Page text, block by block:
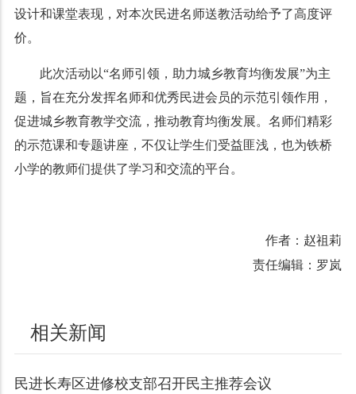
设计和课堂表现，对本次民进名师送教活动给予了高度评
价。
此次活动以“名师引领，助力城乡教育均衡发展”为主
题，旨在充分发挥名师和优秀民进会员的示范引领作用，
促进城乡教育教学交流，推动教育均衡发展。名师们精彩
的示范课和专题讲座，不仅让学生们受益匪浅，也为铁桥
小学的教师们提供了学习和交流的平台。
作者：赵祖莉
责任编辑：罗岚
相关新闻
民进长寿区进修校支部召开民主推荐会议